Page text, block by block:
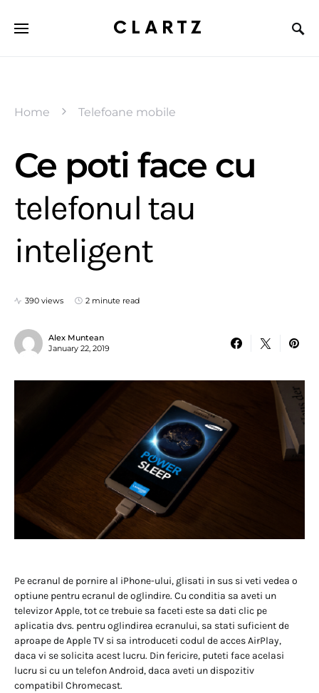
CLARTZ
Home Telefoane mobile
Ce poti face cu
telefonul tau
inteligent
390 views 2 minute read
Alex Muntean
January 22, 2019
Pe ecranul de pornire al iPhone-ului, glisati in sus si veti vedea o
optiune pentru ecranul de oglindire. Cu conditia sa aveti un
televizor Apple, tot ce trebuie sa faceti este sa dati clic pe
aplicatia dvs. pentru oglindirea ecranului, sa stati suficient de
aproape de Apple TV si sa introduceti codul de acces AirPlay,
daca vi se solicita acest lucru. Din fericire, puteti face acelasi
lucru si cu un telefon Android, daca aveti un dispozitiv
compatibil Chromecast.